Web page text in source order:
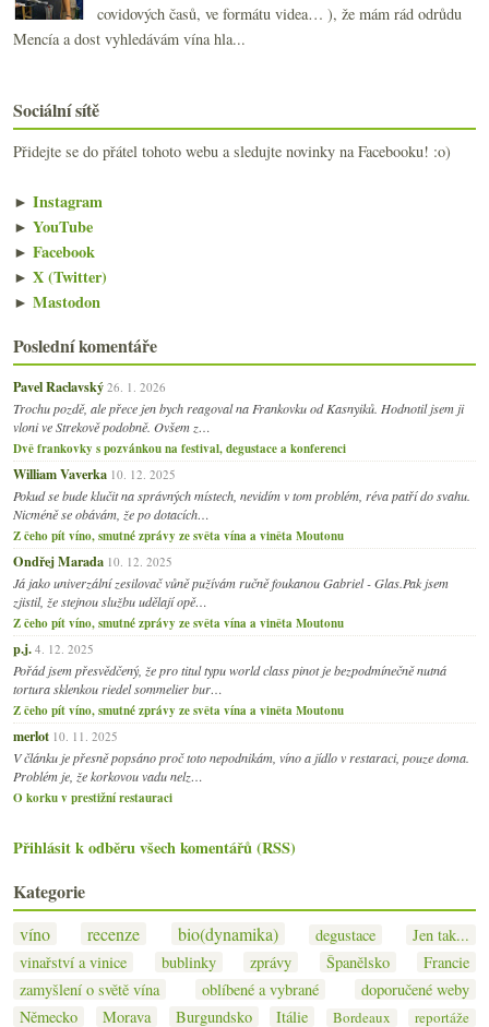
covidových časů, ve formátu videa… ), že mám rád odrůdu
Mencía a dost vyhledávám vína hla...
Sociální sítě
Přidejte se do přátel tohoto webu a sledujte novinky na Facebooku! :o)
► Instagram
► YouTube
► Facebook
► X (Twitter)
► Mastodon
Poslední komentáře
Pavel Raclavský 26. 1. 2026
Trochu pozdě, ale přece jen bych reagoval na Frankovku od Kasnyiků. Hodnotil jsem ji
vloni ve Strekově podobně. Ovšem z…
Dvě frankovky s pozvánkou na festival, degustace a konferenci
William Vaverka 10. 12. 2025
Pokud se bude klučit na správných místech, nevidím v tom problém, réva patří do svahu.
Nicméně se obávám, že po dotacích…
Z čeho pít víno, smutné zprávy ze světa vína a viněta Moutonu
Ondřej Marada 10. 12. 2025
Já jako univerzální zesilovač vůně pužívám ručně foukanou Gabriel - Glas.Pak jsem
zjistil, že stejnou službu udělají opě…
Z čeho pít víno, smutné zprávy ze světa vína a viněta Moutonu
p.j. 4. 12. 2025
Pořád jsem přesvědčený, že pro titul typu world class pinot je bezpodmínečně nutná
tortura sklenkou riedel sommelier bur…
Z čeho pít víno, smutné zprávy ze světa vína a viněta Moutonu
merlot 10. 11. 2025
V článku je přesně popsáno proč toto nepodnikám, víno a jídlo v restaraci, pouze doma.
Problém je, že korkovou vadu nelz…
O korku v prestižní restauraci
Přihlásit k odběru všech komentářů (RSS)
Kategorie
víno recenze bio(dynamika) degustace
Jen tak...
vinařství a vinice
bublinky zprávy Španělsko
Francie
zamyšlení o světě vína
oblíbené a vybrané
doporučené weby
Německo
Morava Burgundsko Itálie Bordeaux reportáže